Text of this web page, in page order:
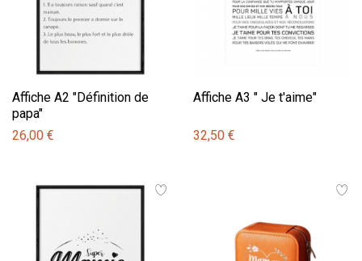
Affiche A2 "Définition de
papa"
26,00 €
Affiche A3 " Je t'aime"
32,50 €